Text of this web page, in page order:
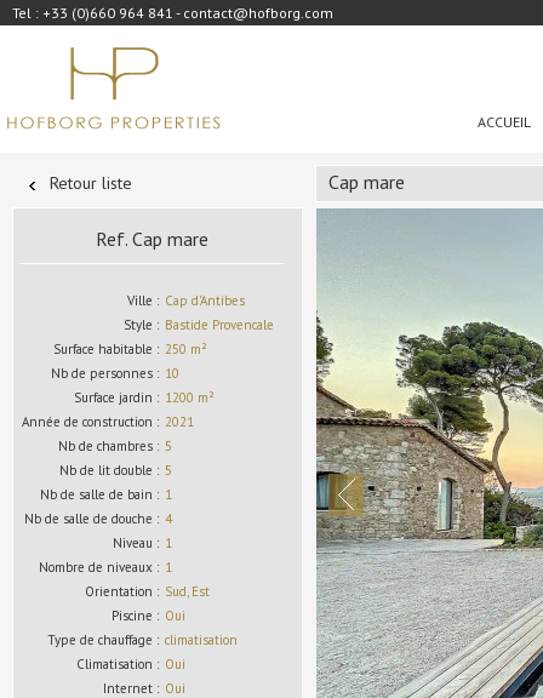
Tel : +33 (0)660 964 841 - contact@hofborg.com
ACCUEIL
Retour liste
Ref. Cap mare
Ville : Cap d'Antibes
Style : Bastide Provencale
Surface habitable : 250 m²
Nb de personnes : 10
Surface jardin : 1200 m²
Année de construction : 2021
Nb de chambres : 5
Nb de lit double : 5
Nb de salle de bain : 1
Nb de salle de douche : 4
Niveau : 1
Nombre de niveaux : 1
Orientation : Sud, Est
Piscine : Oui
Type de chauffage : climatisation
Climatisation : Oui
Internet : Oui
Cap mare